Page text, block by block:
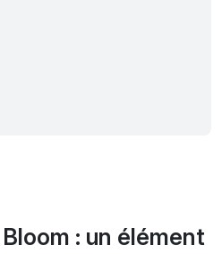
: un élément